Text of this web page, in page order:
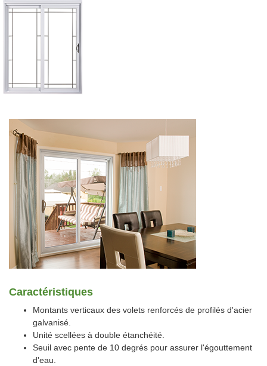
Caractéristiques
Montants verticaux des volets renforcés de profilés d'acier
galvanisé.
Unité scellées à double étanchéité.
Seuil avec pente de 10 degrés pour assurer l'égouttement
d'eau.